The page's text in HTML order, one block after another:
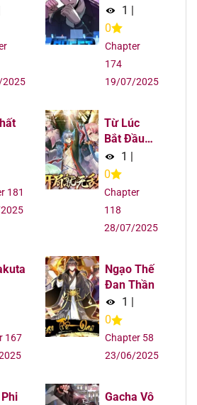
30/07/2025
30/07/2025
1 |
0
Chapter
174
19/07/2025
181
Từ Lúc
Bắt Đầu
Liền Vô
Địch
1 |
0
Chapter
118
28/07/2025
167
Ngạo Thế
Đan Thần
1
0
Chapter 58
23/06/2025
Gacha Vô